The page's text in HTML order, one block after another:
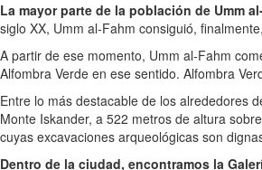
La mayor parte de la población de Umm
siglo XX, Umm al-Fahm consiguió,
A partir de ese momento, Umm al-Fahm
Alfombra Verde en ese sentido. Alfombra
Entre lo más destacable de los alrededores
Monte Iskander, a 522 metros de altura
cuyas excavaciones arqueológicas son
Dentro de la ciudad, encontramos la